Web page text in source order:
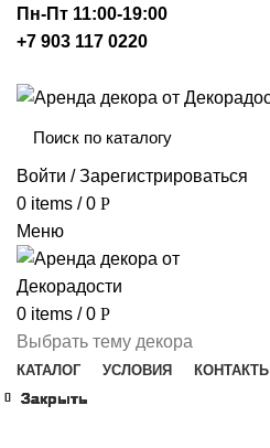
Пн-Пт 11:00-19:00
+7 903 117 0220
Войти / Зарегистрироваться
0 items / 0 Р
Меню
0 items / 0 Р
Выбрать тему декора
КАТАЛОГ УСЛОВИЯ КОНТАКТЫ
Закрыть
Закрыть
Закрыть
Закрыть
Закрыть
Закрыть
Закрыть
Закрыть